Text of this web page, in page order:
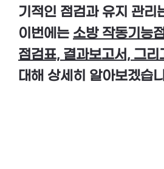
기적인 점검과 유지 관리
이번에는 소방 작동기능
점검표, 결과보고서, 그리
대해 상세히 알아보겠습